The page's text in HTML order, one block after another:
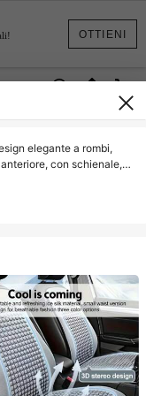
OTTIENI
elegante a rombi,
con schienale,
per berlina, MPV,